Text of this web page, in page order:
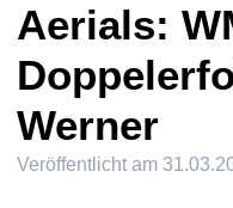
Aerials:
Werner
Veröffentlicht am